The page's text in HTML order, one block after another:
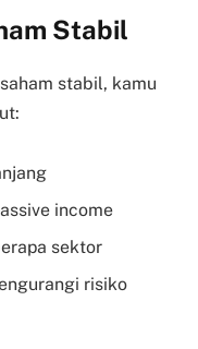
Stabil
stabil, kamu
income
sektor
risiko